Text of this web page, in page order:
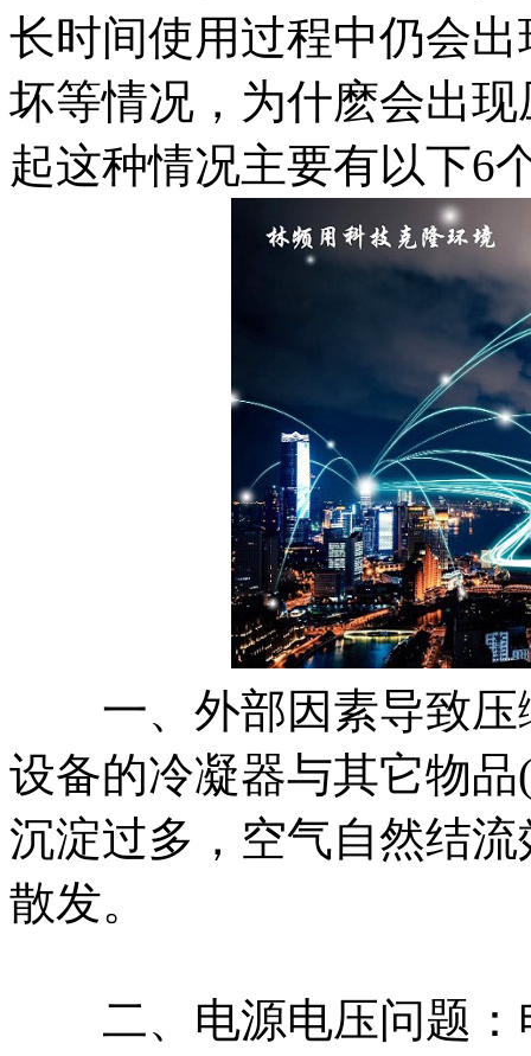
长时间使用过程中仍会
坏等情况，为什麽会出
起这种情况主要有以下6
一、外部因素导致压
设备的冷凝器与其它物
沉淀过多，空气自然结
散发。
二、电源电压问题：